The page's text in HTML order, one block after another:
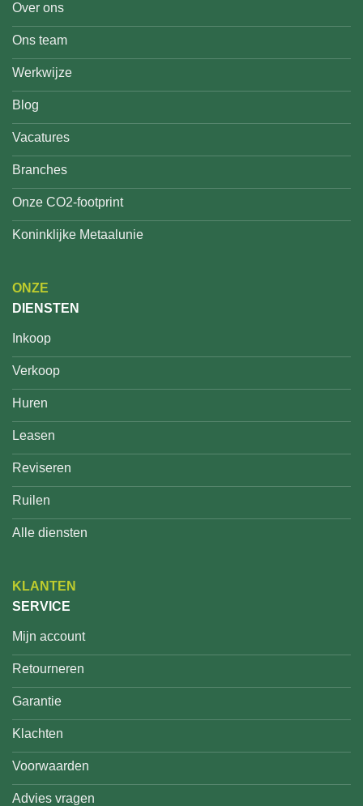
Over ons
Ons team
Werkwijze
Blog
Vacatures
Branches
Onze CO2-footprint
Koninklijke Metaalunie
ONZE
DIENSTEN
Inkoop
Verkoop
Huren
Leasen
Reviseren
Ruilen
Alle diensten
KLANTEN
SERVICE
Mijn account
Retourneren
Garantie
Klachten
Voorwaarden
Advies vragen